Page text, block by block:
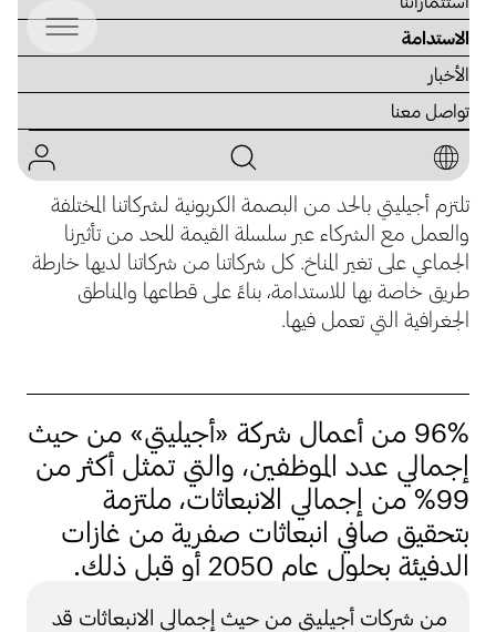
الاستدامة
الأخبار
تواصل معنا
التقدم البيئي
تلتزم أجيليتي بالحد من البصمة الكربونية لشركاتنا المختلفة
والعمل مع الشركاء عبر سلسلة القيمة للحد من تأثيرنا
الجماعي على تغير المناخ. كل شركاتنا من شركاتنا لديها خارطة
طريق خاصة بها للاستدامة، بناءً على قطاعها والمناطق
الجغرافية التي تعمل فيها.
96% من أعمال شركة «أجيليتي» من حيث
إجمالي عدد الموظفين، والتي تمثل أكثر من
99% من إجمالي الانبعاثات، ملتزمة
بتحقيق صافي انبعاثات صفرية من غازات
الدفيئة بحلول عام 2050 أو قبل ذلك.
من شركات أجيليتي من حيث إجمالي الانبعاثات قد